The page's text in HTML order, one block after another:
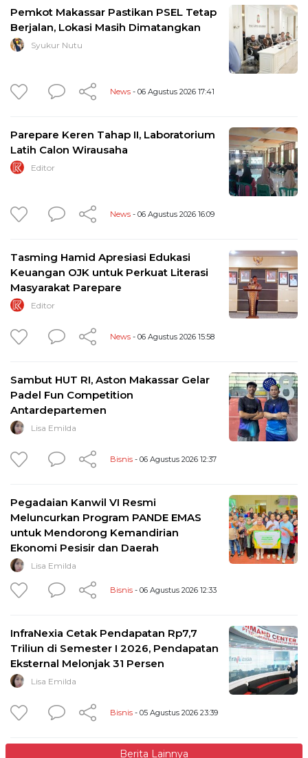
Pemkot Makassar Pastikan PSEL Tetap
Berjalan, Lokasi Masih Dimatangkan
Syukur Nutu
News - 06 Agustus 2026 17:41
Parepare Keren Tahap II, Laboratorium
Latih Calon Wirausaha
Editor
News - 06 Agustus 2026 16:09
Tasming Hamid Apresiasi Edukasi
Keuangan OJK untuk Perkuat Literasi
Masyarakat Parepare
Editor
News - 06 Agustus 2026 15:58
Sambut HUT RI, Aston Makassar Gelar
Padel Fun Competition
Antardepartemen
Lisa Emilda
Bisnis - 06 Agustus 2026 12:37
Pegadaian Kanwil VI Resmi
Meluncurkan Program PANDE EMAS
untuk Mendorong Kemandirian
Ekonomi Pesisir dan Daerah
Lisa Emilda
Bisnis - 06 Agustus 2026 12:33
InfraNexia Cetak Pendapatan Rp7,7
Triliun di Semester I 2026, Pendapatan
Eksternal Melonjak 31 Persen
Lisa Emilda
Bisnis - 05 Agustus 2026 23:39
Berita Lainnya